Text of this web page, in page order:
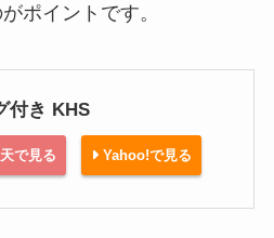
ポイントです。
付き KHS
で見る Yahoo!で見る